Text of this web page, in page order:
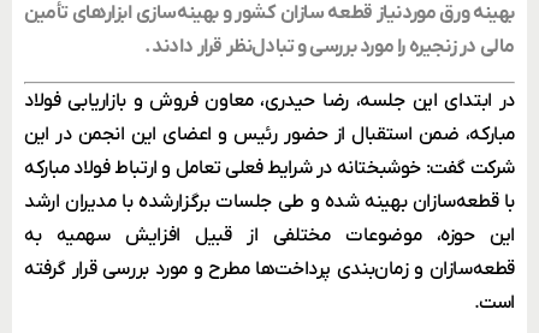
بهینه ورق موردنیاز قطعه سازان کشور و بهینه‌سازی ابزارهای تأمین
مالی در زنجیره را مورد بررسی و تبادل‌نظر قرار دادند.
در ابتدای این جلسه، رضا حیدری، معاون فروش و بازاریابی فولاد
مبارکه، ضمن استقبال از حضور رئیس و اعضای این انجمن در این
شرکت گفت: خوشبختانه در شرایط فعلی تعامل و ارتباط فولاد مبارکه
با قطعه‌سازان بهینه شده و طی جلسات برگزارشده با مدیران ارشد
این حوزه، موضوعات مختلفی از قبیل افزایش سهمیه به
قطعه‌سازان و زمان‌بندی پرداخت‌ها مطرح و مورد بررسی قرار گرفته
است.